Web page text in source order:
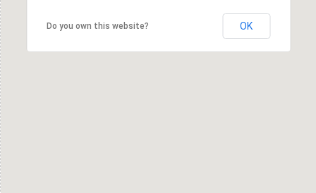
Do you own this website? OK